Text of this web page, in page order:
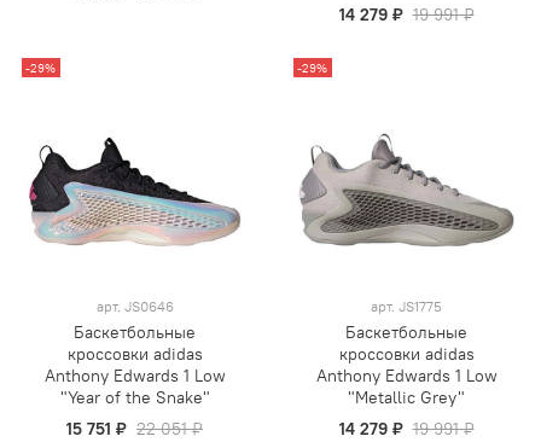
14 279 ₽ 19 991 ₽
-29%
арт. JS0646
Баскетбольные
кроссовки adidas
Anthony Edwards 1 Low
"Year of the Snake"
15 751 ₽ 22 051 ₽
-29%
арт. JS1775
Баскетбольные
кроссовки adidas
Anthony Edwards 1 Low
"Metallic Grey"
14 279 ₽ 19 991 ₽